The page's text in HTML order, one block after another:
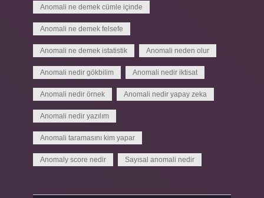
Anomali ne demek cümle içinde
Anomali ne demek felsefe
Anomali ne demek istatistik Anomali neden olur
Anomali nedir gökbilim Anomali nedir iktisat
Anomali nedir örnek Anomali nedir yapay zeka
Anomali nedir yazılım
Anomali taramasını kim yapar
Anomaly score nedir Sayısal anomali nedir